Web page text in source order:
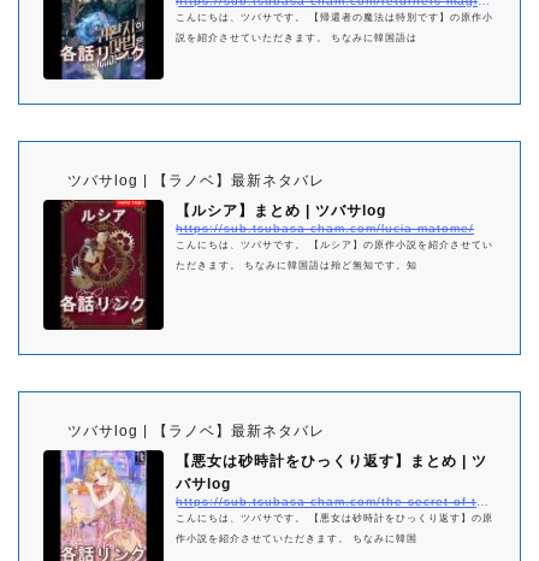
こんにちは、ツバサです。 【帰還者の魔法は特別です】の原作小
説を紹介させていただきます。 ちなみに韓国語は
ツバサlog | 【ラノベ】最新ネタバレ
【ルシア】まとめ | ツバサlog
https://sub.tsubasa-cham.com/lucia-matome/
こんにちは、ツバサです。 【ルシア】の原作小説を紹介させてい
ただきます。 ちなみに韓国語は殆ど無知です。知
ツバサlog | 【ラノベ】最新ネタバレ
【悪女は砂時計をひっくり返す】まとめ | ツ
バサlog
こんにちは、ツバサです。 【悪女は砂時計をひっくり返す】の原
作小説を紹介させていただきます。 ちなみに韓国